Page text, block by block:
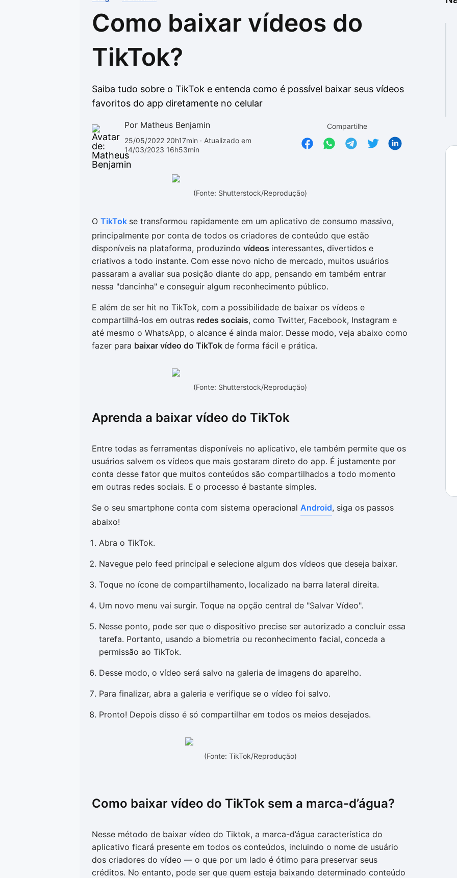
Drivers
Outros
Como baixar vídeos do
TikTok?
Saiba tudo sobre o TikTok e entenda como é possível baixar seus vídeos
favoritos do app diretamente no celular
Por Matheus Benjamin
25/05/2022 20h17min · Atualizado em
14/03/2023 16h53min
Compartilhe
(Fonte: Shutterstock/Reprodução)
O TikTok se transformou rapidamente em um aplicativo de consumo massivo,
principalmente por conta de todos os criadores de conteúdo que estão
disponíveis na plataforma, produzindo vídeos interessantes, divertidos e
criativos a todo instante. Com esse novo nicho de mercado, muitos usuários
passaram a avaliar sua posição diante do app, pensando em também entrar
nessa "dancinha" e conseguir algum reconhecimento público.
E além de ser hit no TikTok, com a possibilidade de baixar os vídeos e
compartilhá-los em outras redes sociais, como Twitter, Facebook, Instagram e
até mesmo o WhatsApp, o alcance é ainda maior. Desse modo, veja abaixo como
fazer para baixar vídeo do TikTok de forma fácil e prática.
(Fonte: Shutterstock/Reprodução)
Aprenda a baixar vídeo do TikTok
Entre todas as ferramentas disponíveis no aplicativo, ele também permite que os
usuários salvem os vídeos que mais gostaram direto do app. É justamente por
conta desse fator que muitos conteúdos são compartilhados a todo momento
em outras redes sociais. E o processo é bastante simples.
Se o seu smartphone conta com sistema operacional Android, siga os passos
abaixo!
Abra o TikTok.
Navegue pelo feed principal e selecione algum dos vídeos que deseja baixar.
Toque no ícone de compartilhamento, localizado na barra lateral direita.
Um novo menu vai surgir. Toque na opção central de "Salvar Vídeo".
Nesse ponto, pode ser que o dispositivo precise ser autorizado a concluir essa
tarefa. Portanto, usando a biometria ou reconhecimento facial, conceda a
permissão ao TikTok.
Desse modo, o vídeo será salvo na galeria de imagens do aparelho.
Para finalizar, abra a galeria e verifique se o vídeo foi salvo.
Pronto! Depois disso é só compartilhar em todos os meios desejados.
(Fonte: TikTok/Reprodução)
Como baixar vídeo do TikTok sem a marca-d’água?
Nesse método de baixar vídeo do Tiktok, a marca-d’água característica do
aplicativo ficará presente em todos os conteúdos, incluindo o nome de usuário
dos criadores do vídeo — o que por um lado é ótimo para preservar seus
créditos. No entanto, pode ser que quem esteja baixando determinado conteúdo